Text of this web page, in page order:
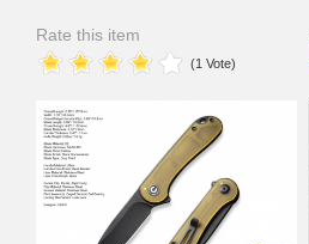
Rate this item
(1 Vote)